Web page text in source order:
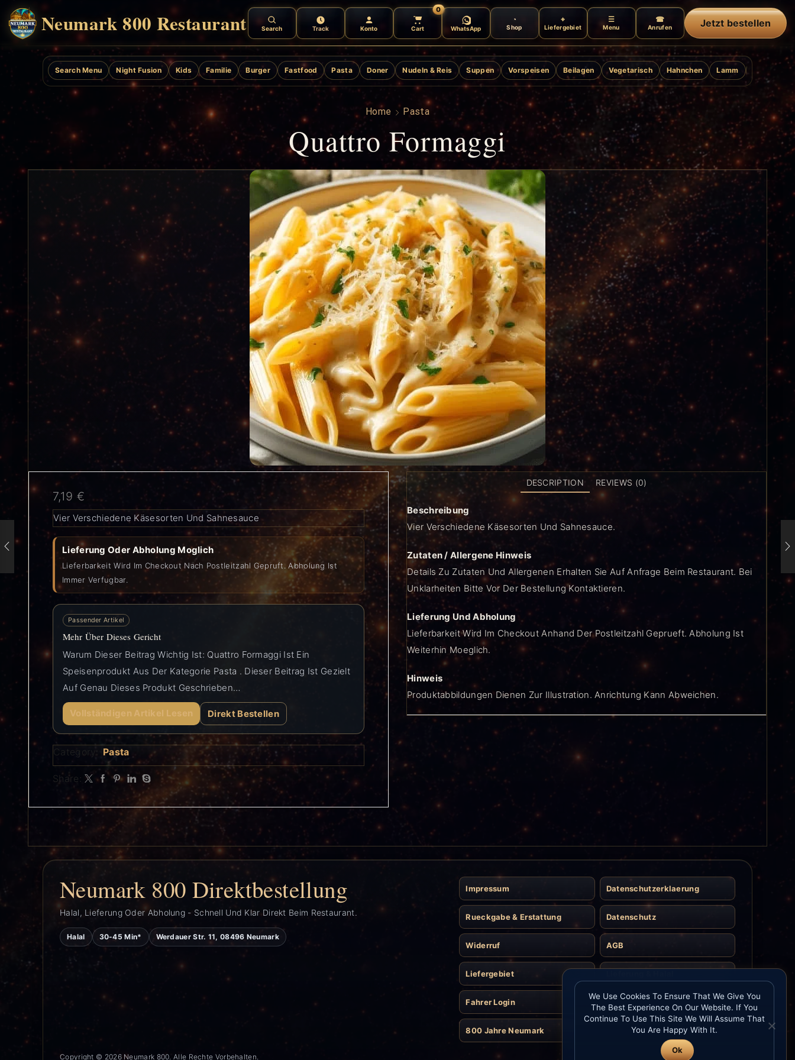
Neumark 800 Restaurant Menu
Shop Liefergebiet
Search Track Konto Cart
0
WhatsApp Anrufen Jetzt bestellen
Search Menu Night Fusion Kids Familie Burger Fastfood Pasta Doner Nudeln & Reis Suppen Vorspeisen Beilagen Vegetarisch Hahnchen Lamm Ente
Home Pasta
Quattro Formaggi
7,19 €
Vier Verschiedene Käsesorten Und Sahnesauce
Lieferung Oder Abholung Moglich
Lieferbarkeit Wird Im Checkout Nach Postleitzahl Gepruft. Abholung Ist
Immer Verfugbar.
Passender Artikel
Mehr Über Dieses Gericht
Warum Dieser Beitrag Wichtig Ist: Quattro Formaggi Ist Ein
Speisenprodukt Aus Der Kategorie Pasta . Dieser Beitrag Ist Gezielt
Auf Genau Dieses Produkt Geschrieben…
Vollständigen Artikel Lesen Direkt Bestellen
Category: Pasta
Share:
DESCRIPTION REVIEWS (0)
Beschreibung
Vier Verschiedene Käsesorten Und Sahnesauce.
Zutaten / Allergene Hinweis
Details Zu Zutaten Und Allergenen Erhalten Sie Auf Anfrage Beim Restaurant. Bei
Unklarheiten Bitte Vor Der Bestellung Kontaktieren.
Lieferung Und Abholung
Lieferbarkeit Wird Im Checkout Anhand Der Postleitzahl Geprueft. Abholung Ist
Weiterhin Moeglich.
Hinweis
Produktabbildungen Dienen Zur Illustration. Anrichtung Kann Abweichen.
Neumark 800 Direktbestellung
Halal, Lieferung Oder Abholung - Schnell Und Klar Direkt Beim Restaurant.
Halal 30-45 Min* Werdauer Str. 11, 08496 Neumark
Impressum Datenschutzerklaerung
Rueckgabe & Erstattung Datenschutz
Widerruf AGB
Liefergebiet
Fahrer Login Kontakt
800 Jahre Neumark
Copyright © 2026 Neumark 800. Alle Rechte Vorbehalten.
We Use Cookies To Ensure That We Give You
The Best Experience On Our Website. If You
Continue To Use This Site We Will Assume That
You Are Happy With It.
Ok